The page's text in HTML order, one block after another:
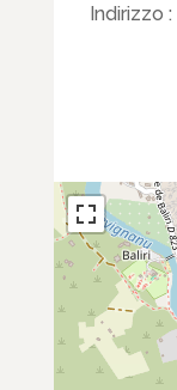
Indirizzo :